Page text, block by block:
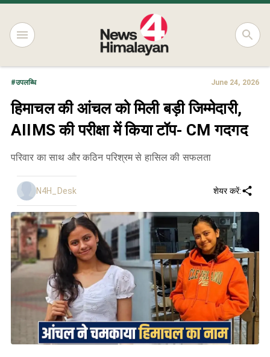
#उपलब्धि June 24, 2026
हिमाचल की आंचल को मिली बड़ी जिम्मेदारी,
AIIMS की परीक्षा में किया टॉप- CM गदगद
परिवार का साथ और कठिन परिश्रम से हासिल की सफलता
N4H_Desk शेयर करें: